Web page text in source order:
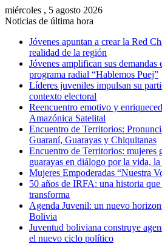
miércoles , 5 agosto 2026
Noticias de última hora
Jóvenes apuntan a crear la Red
realidad de la región
Jóvenes amplifican sus demandas
programa radial “Hablemos Puej”
Líderes juveniles impulsan su
contexto electoral
Reencuentro emotivo y
Amazónica Satelital
Encuentro de Territorios:
Guaraní, Guarayas y Chiquitanas
Encuentro de Territorios: mujeres
guarayas en diálogo por la vida,
Mujeres Empoderadas “Nuestra
50 años de IRFA: una historia
transforma
Agenda Juvenil: un nuevo
Bolivia
Juventud boliviana construye
el nuevo ciclo político